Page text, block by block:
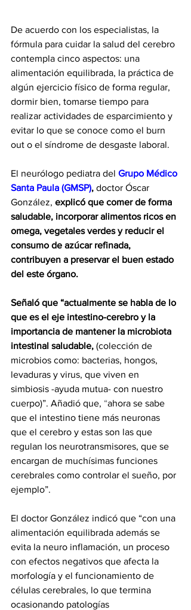
De acuerdo con los especialistas, la
fórmula para cuidar la salud del cerebro
contempla cinco aspectos: una
alimentación equilibrada, la práctica de
algún ejercicio físico de forma regular,
dormir bien, tomarse tiempo para
realizar actividades de esparcimiento y
evitar lo que se conoce como el burn
out o el síndrome de desgaste laboral.
El neurólogo pediatra del Grupo Médico
Santa Paula (GMSP), doctor Óscar
González, explicó que comer de forma
saludable, incorporar alimentos ricos en
omega, vegetales verdes y reducir el
consumo de azúcar refinada,
contribuyen a preservar el buen estado
del este órgano.
Señaló que “actualmente se habla de lo
que es el eje intestino-cerebro y la
importancia de mantener la microbiota
intestinal saludable, (colección de
microbios como: bacterias, hongos,
levaduras y virus, que viven en
simbiosis -ayuda mutua- con nuestro
cuerpo)”. Añadió que, “ahora se sabe
que el intestino tiene más neuronas
que el cerebro y estas son las que
regulan los neurotransmisores, que se
encargan de muchísimas funciones
cerebrales como controlar el sueño, por
ejemplo”.
El doctor González indicó que “con una
alimentación equilibrada además se
evita la neuro inflamación, un proceso
con efectos negativos que afecta la
morfología y el funcionamiento de
células cerebrales, lo que termina
ocasionando patologías